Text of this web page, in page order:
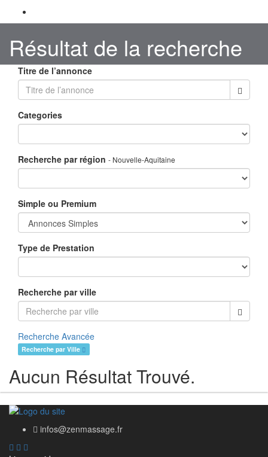
Résultat de la recherche
Titre de l’annonce
Categories
Recherche par région - Nouvelle-Aquitaine
Simple ou Premium
Type de Prestation
Recherche par ville
Recherche Avancée
Recherche par Ville
Aucun Résultat Trouvé.
infos@zenmassage.fr